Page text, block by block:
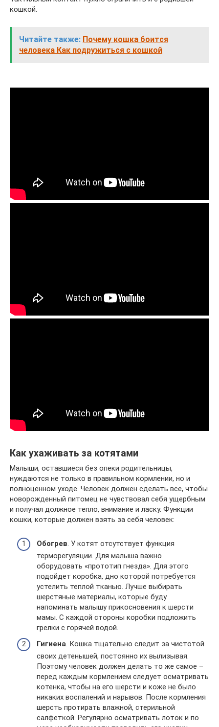
кошкой.
Читайте также: Почему кошка боится
человека Как подружиться с кошкой
Как ухаживать за котятами
Малыши, оставшиеся без опеки родительницы,
нуждаются не только в правильном кормлении, но и
полноценном уходе. Человек должен сделать все, чтобы
новорожденный питомец не чувствовал себя ущербным
и получал должное тепло, внимание и ласку. Функции
кошки, которые должен взять за себя человек:
Обогрев . У котят отсутствует функция
терморегуляции. Для малыша важно
оборудовать «прототип гнезда». Для этого
подойдет коробка, дно которой потребуется
устелить теплой тканью. Лучше выбирать
шерстяные материалы, которые буду
напоминать малышу прикосновения к шерсти
мамы. С каждой стороны коробки подложить
грелки с горячей водой.
Гигиена. Кошка тщательно следит за чистотой
своих детенышей, постоянно их вылизывая.
Поэтому человек должен делать то же самое –
перед каждым кормлением следует осматривать
котенка, чтобы на его шерсти и коже не было
никаких воспалений и нарывов. После кормления
шерсть протирать влажной, стерильной
салфеткой. Регулярно осматривать лоток и по